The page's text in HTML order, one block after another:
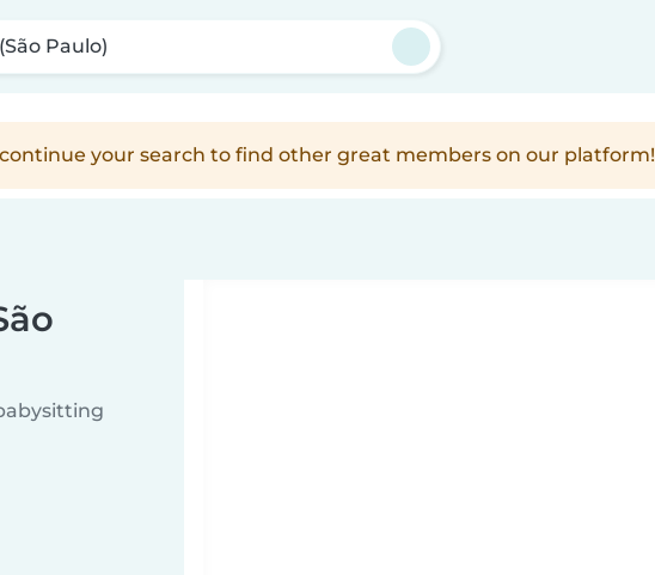
Paulo)
your search to find other great members on our platform!